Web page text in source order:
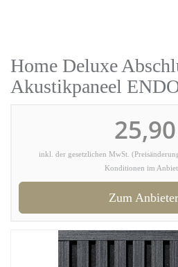
Home Deluxe
Akustikpaneel
inkl. der gesetzlichen MwSt.
Konditionen im
Zum